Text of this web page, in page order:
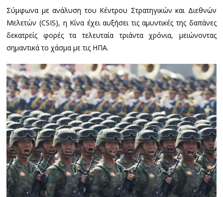
Σύμφωνα με ανάλυση του Κέντρου Στρατηγικών και Διεθνών
Μελετών (CSIS), η Κίνα έχει αυξήσει τις αμυντικές της δαπάνες
δεκατρείς φορές τα τελευταία τριάντα χρόνια, μειώνοντας
σημαντικά το χάσμα με τις ΗΠΑ.